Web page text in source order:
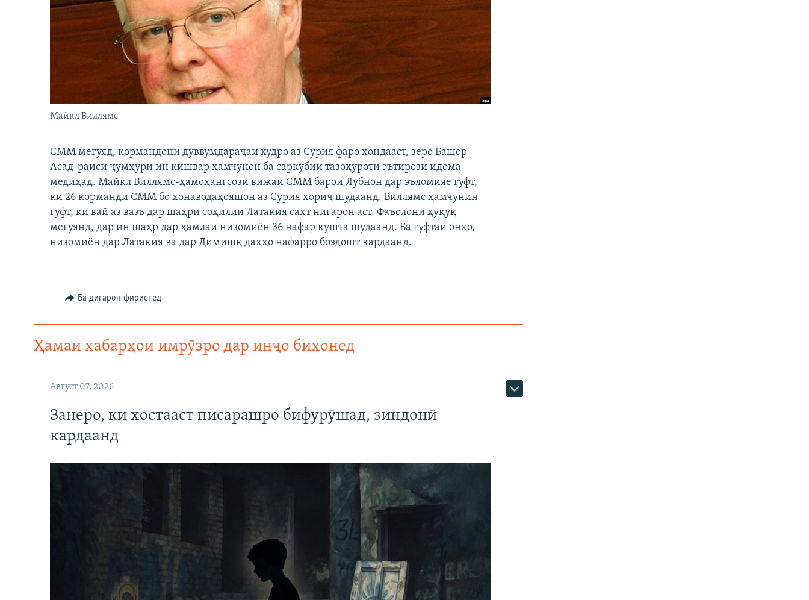
Майкл Виллямс
СММ мегӯяд, кормандони дуввумдараҷаи худро аз Сурия фаро хондааст, зеро Башор
Асад-раиси ҷумҳури ин кишвар ҳамчунон ба саркӯбии тазоҳуроти эътирозӣ идома
медиҳад. Майкл Виллямс-ҳамоҳангсози вижаи СММ барои Лубнон дар эъломияе гуфт,
ки 26 корманди СММ бо хонаводаҳояшон аз Сурия хориҷ шудаанд. Виллямс ҳамчунин
гуфт, ки вай аз вазъ дар шаҳри соҳилии Латакия сахт нигарон аст. Фаъолони ҳуқуқ
мегӯянд, дар ин шаҳр дар ҳамлаи низомиён 36 нафар кушта шудаанд. Ба гуфтаи онҳо,
низомиён дар Латакия ва дар Димишқ даҳҳо нафарро боздошт кардаанд.
Ба дигарон фиристед
Ҳамаи хабарҳои имрӯзро дар инҷо бихонед
Август 07, 2026
Занеро, ки хостааст писарашро бифурӯшад, зиндонӣ
кардаанд